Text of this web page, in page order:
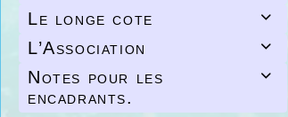

Le longe cote

L’Association

Notes pour les
encadrants.